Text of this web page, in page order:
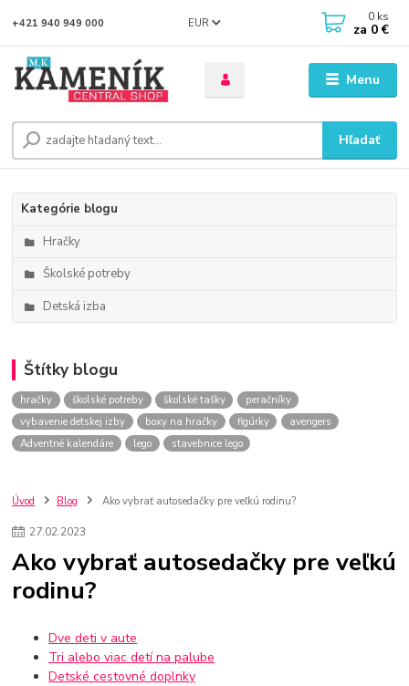
Menu
EUR
Hľadať
+421 940 949 000 0 ks
za 0 €
Kategórie blogu
Hračky
Školské potreby
Detská izba
Štítky blogu
hračky školské potreby školské tašky
peračníky
vybavenie detskej izby
boxy na hračky figúrky
avengers
Adventné kalendáre
lego stavebnice lego
Úvod Blog Ako vybrať autosedačky pre veľkú rodinu?
27.02.2023
Ako vybrať autosedačky pre veľkú
rodinu?
Dve deti v aute
Tri alebo viac detí na palube
Detské cestovné doplnky